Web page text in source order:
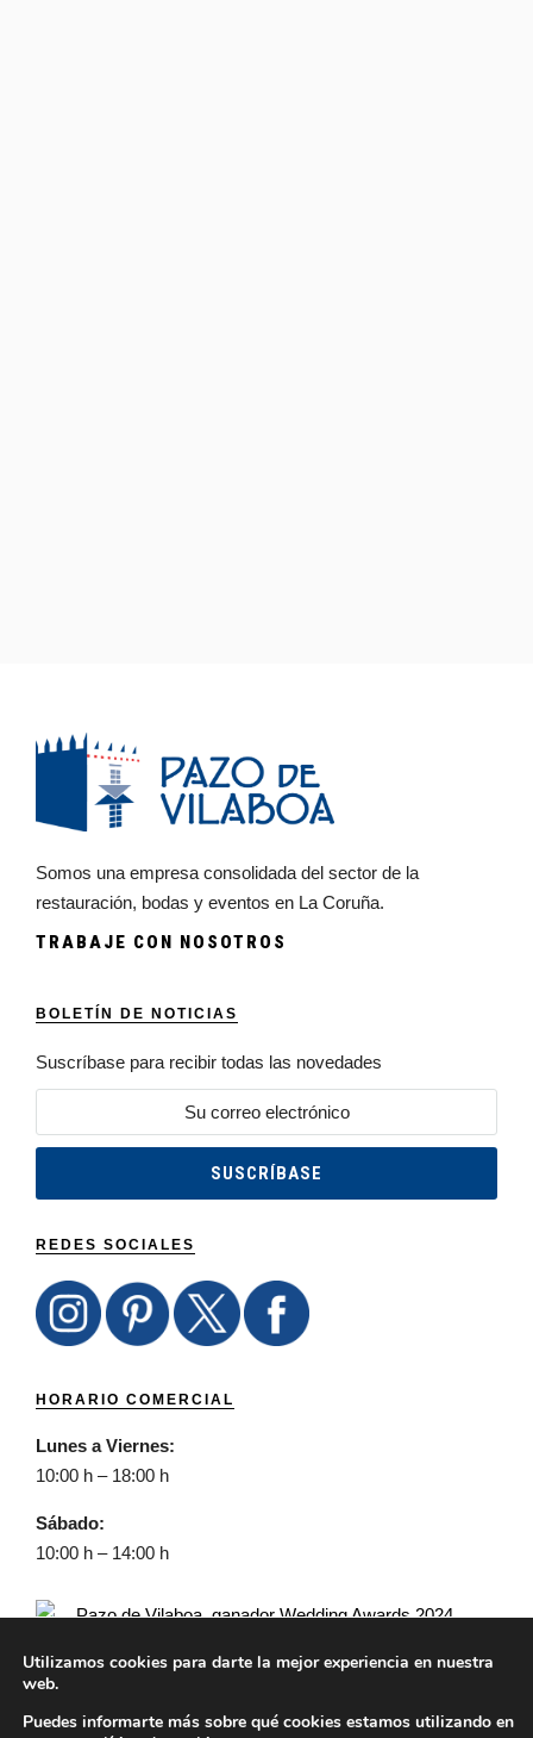
Somos una empresa consolidada del sector de la
restauración, bodas y eventos en La Coruña.
TRABAJE CON NOSOTROS
BOLETÍN DE NOTICIAS
Suscríbase para recibir todas las novedades
REDES SOCIALES
HORARIO COMERCIAL
Lunes a Viernes:
10:00 h – 18:00 h
Sábado:
10:00 h – 14:00 h
Utilizamos cookies para darte la mejor experiencia en nuestra
web.
Puedes informarte más sobre qué cookies estamos utilizando en